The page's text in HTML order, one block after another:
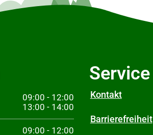
09:00 - 12:00
13:00 - 14:00
09:00 - 12:00
Service
Kontakt
Barrierefreiheit